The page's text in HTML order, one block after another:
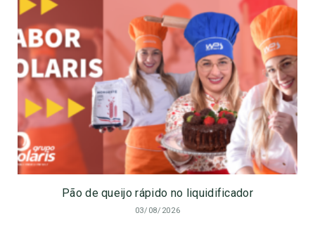
Pão de queijo rápido no liquidificador
03/08/2026